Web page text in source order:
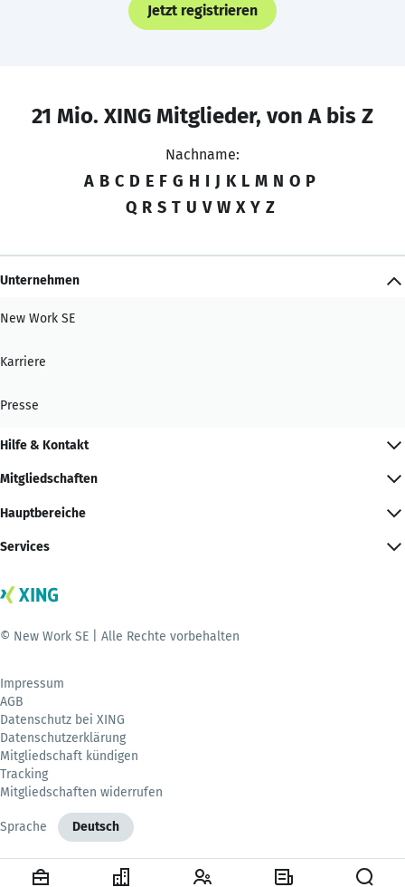
Jetzt registrieren
21 Mio. XING Mitglieder, von A bis Z
Nachname:
A B C D E F G H I J K L M N O P
Q R S T U V W X Y Z
Unternehmen
New Work SE
Karriere
Presse
Hilfe & Kontakt
Mitgliedschaften
Hauptbereiche
Services
© New Work SE | Alle Rechte vorbehalten
Impressum
AGB
Datenschutz bei XING
Datenschutzerklärung
Mitgliedschaft kündigen
Tracking
Mitgliedschaften widerrufen
Sprache Deutsch